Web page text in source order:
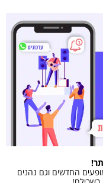
החדשים וגם נהנים